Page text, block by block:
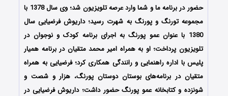
حضور در برنامه ما و شما وارد عرصه تلویزیون شد؛ وی سال 1378 با
مجموعه تورنگ و پورنگ به شهرت رسید؛ داریوش فرضیایی سال
1380 با عنوان عمو پورنگ به اجرای برنامه کودک و نوجوان در
تلویزیون پرداخت؛ او به همراه امیر محمد متقیان در برنامه همیار
پلیس با اداره راهنمایی و رانندگی همکاری کرد؛ فرضیایی به همراه
متقیان در برنامه‌های بوستان دوستان پورنگ، هزار و شصت و
شونزده و کتابخانه عمو پورنگ حضور داشت؛ داریوش فرضیایی در